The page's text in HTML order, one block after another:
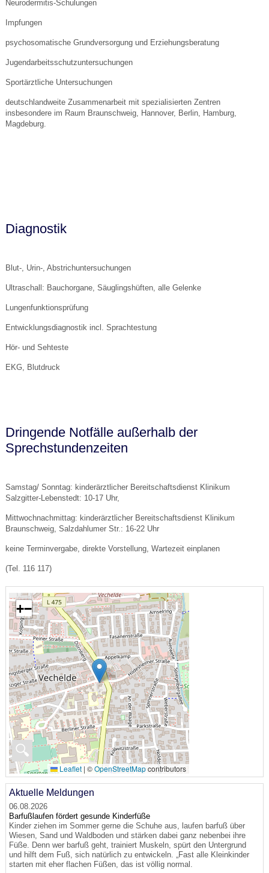
Neurodermitis-Schulungen
Impfungen
psychosomatische Grundversorgung und Erziehungsberatung
Jugendarbeitsschutzuntersuchungen
Sportärztliche Untersuchungen
deutschlandweite Zusammenarbeit mit spezialisierten Zentren
insbesondere im Raum Braunschweig, Hannover, Berlin, Hamburg,
Magdeburg.
Diagnostik
Blut-, Urin-, Abstrichuntersuchungen
Ultraschall: Bauchorgane, Säuglingshüften, alle Gelenke
Lungenfunktionsprüfung
Entwicklungsdiagnostik incl. Sprachtestung
Hör- und Sehteste
EKG, Blutdruck
Dringende Notfälle außerhalb der
Sprechstundenzeiten
Samstag/ Sonntag: kinderärztlicher Bereitschaftsdienst Klinikum
Salzgitter-Lebenstedt: 10-17 Uhr,
Mittwochnachmittag: kinderärztlicher Bereitschaftsdienst Klinikum
Braunschweig, Salzdahlumer Str.: 16-22 Uhr
keine Terminvergabe, direkte Vorstellung, Wartezeit einplanen
(Tel. 116 117)
🔍
+−
Leaflet | ©OpenStreetMapcontributors
Aktuelle Meldungen
06.08.2026
Barfußlaufen fördert gesunde Kinderfüße
Kinder ziehen im Sommer gerne die Schuhe aus, laufen barfuß über
Wiesen, Sand und Waldboden und stärken dabei ganz nebenbei ihre
Füße. Denn wer barfuß geht, trainiert Muskeln, spürt den Untergrund
und hilft dem Fuß, sich natürlich zu entwickeln. „Fast alle Kleinkinder
starten mit eher flachen Füßen, das ist völlig normal.